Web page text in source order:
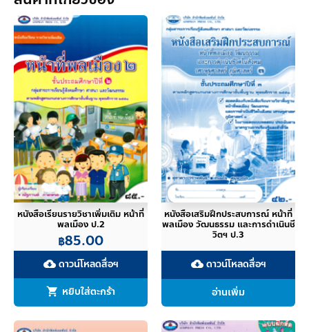
หนังสือเรียนรายวิชาเพิ่มเติม หน้าที่
พลเมือง ป.2
฿85.00
cloud_downloadดาวน์โหลดสื่อฯ
หยิบใส่ตะกร้า
หนังสือเสริมฝึกประสบการณ์ หน้าที่
พลเมือง วัฒนธรรม และการดำเนินชี
วิตฯ ป.3
cloud_downloadดาวน์โหลดสื่อฯ
อ่านเพิ่ม